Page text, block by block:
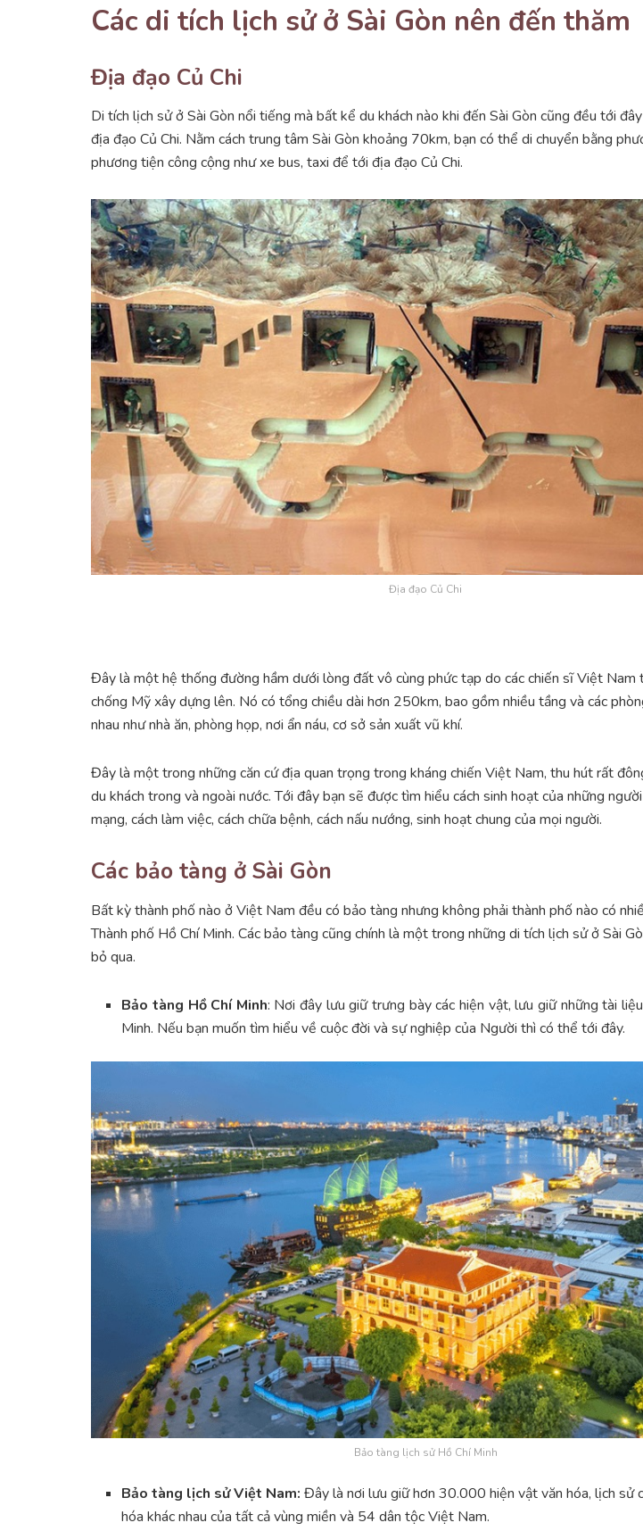
Các di tích lịch sử ở Sài Gòn nên đến thăm
Địa đạo Củ Chi
Di tích lịch sử ở Sài Gòn nổi tiếng mà bất kể du khách nào khi đến Sài Gòn cũng đều tới
địa đạo Củ Chi. Nằm cách trung tâm Sài Gòn khoảng 70km, bạn có thể di chuyển bằng
phương tiện công cộng như xe bus, taxi để tới địa đạo Củ Chi.
Địa đạo Củ Chi
Đây là một hệ thống đường hầm dưới lòng đất vô cùng phức tạp do các chiến sĩ Việt Nam
chống Mỹ xây dựng lên. Nó có tổng chiều dài hơn 250km, bao gồm nhiều tầng và các
nhau như nhà ăn, phòng họp, nơi ẩn náu, cơ sở sản xuất vũ khí.
Đây là một trong những căn cứ địa quan trọng trong kháng chiến Việt Nam, thu hút rất
du khách trong và ngoài nước. Tới đây bạn sẽ được tìm hiểu cách sinh hoạt của những
mạng, cách làm việc, cách chữa bệnh, cách nấu nướng, sinh hoạt chung của mọi người.
Các bảo tàng ở Sài Gòn
Bất kỳ thành phố nào ở Việt Nam đều có bảo tàng nhưng không phải thành phố nào có
Thành phố Hồ Chí Minh. Các bảo tàng cũng chính là một trong những di tích lịch sử ở Sài
bỏ qua.
Bảo tàng Hồ Chí Minh: Nơi đây lưu giữ trưng bày các hiện vật, lưu giữ những tài
Minh. Nếu bạn muốn tìm hiểu về cuộc đời và sự nghiệp của Người thì có thể tới đây.
Bảo tàng lịch sử Hồ Chí Minh
Bảo tàng lịch sử Việt Nam: Đây là nơi lưu giữ hơn 30.000 hiện vật văn hóa, lịch sử
hóa khác nhau của tất cả vùng miền và 54 dân tộc Việt Nam.